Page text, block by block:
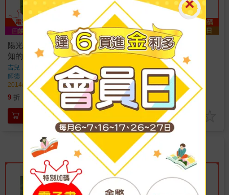
陽光教室的14堂課：不可不
知的教室管理學
吉兒．林柏格
著
師德
2014/05/21 出版
9 折 特價 297 元
加入購物車
遊戲點子王(超值加量版)
著
師德 出版
2013/07/10 出版
9 折 元
加入購物車